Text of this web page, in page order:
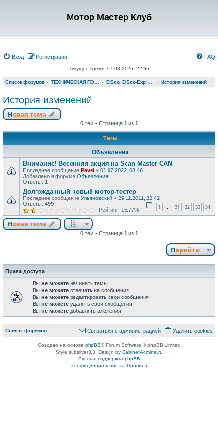
Мотор Мастер Клуб
Вход Регистрация FAQ
Текущее время: 07.08.2026, 22:56
Список форумов ТЕХНИЧЕСКАЯ ПОДДЕРЖКА DiSco, DiSco-Express, Мотор-Тестер, Тест-мастер История изменений
История изменений
Новая тема
0 тем • Страница 1 из 1
Темы
Объявления
Внимание! Весенняя акция на Scan Master CAN
Последнее сообщение Pavel « 01.07.2022, 08:46
Добавлено в форуме Объявления
Ответы: 1
Долгожданный новый мотор-тестер
Последнее сообщение Ульяновский « 29.11.2011, 22:42
Ответы: 499 1 … 31 32 33 34
Рейтинг: 15.77%
Новая тема
0 тем • Страница 1 из 1
Перейти
Права доступа
Вы не можете начинать темы
Вы не можете отвечать на сообщения
Вы не можете редактировать свои сообщения
Вы не можете удалять свои сообщения
Вы не можете добавлять вложения
Список форумов Удалить cookies
Связаться с администрацией
Создано на основе phpBB® Forum Software © phpBB Limited
Style subsilver3.3. Design by CabinetAdmina.ru
Русская поддержка phpBB
Конфиденциальность| Правила